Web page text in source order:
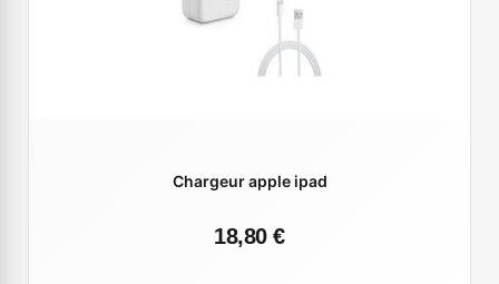
Chargeur apple ipad
18,80 €